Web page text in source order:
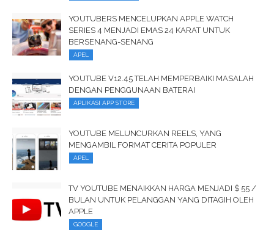
YOUTUBERS MENCELUPKAN APPLE WATCH
SERIES 4 MENJADI EMAS 24 KARAT UNTUK
BERSENANG-SENANG
APEL
YOUTUBE V12.45 TELAH MEMPERBAIKI MASALAH
DENGAN PENGGUNAAN BATERAI
APLIKASI APP STORE
YOUTUBE MELUNCURKAN REELS, YANG
MENGAMBIL FORMAT CERITA POPULER
APEL
TV YOUTUBE MENAIKKAN HARGA MENJADI $ 55 /
BULAN UNTUK PELANGGAN YANG DITAGIH OLEH
APPLE
GOOGLE